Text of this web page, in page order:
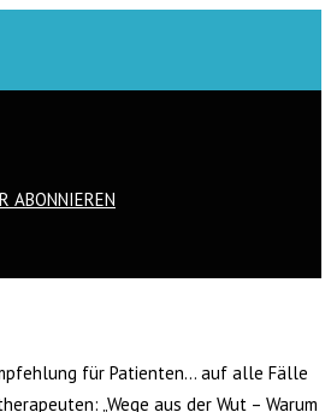
ABONNIEREN
für Patienten… auf alle Fälle
„Wege aus der Wut – Warum